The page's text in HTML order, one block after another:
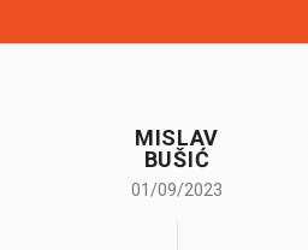
MISLAV
BUŠIĆ
01/09/2023